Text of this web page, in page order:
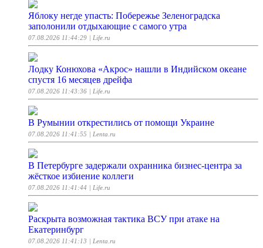
Яблоку негде упасть: Побережье Зеленоградска
заполонили отдыхающие с самого утра
07.08.2026 11:44:29 | Life.ru
Лодку Конюхова «Акрос» нашли в Индийском океане
спустя 16 месяцев дрейфа
07.08.2026 11:43:36 | Life.ru
В Румынии открестились от помощи Украине
07.08.2026 11:41:55 | Lenta.ru
В Петербурге задержали охранника бизнес-центра за
жёсткое избиение коллеги
07.08.2026 11:41:44 | Life.ru
Раскрыта возможная тактика ВСУ при атаке на
Екатеринбург
07.08.2026 11:41:13 | Lenta.ru